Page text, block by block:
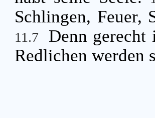
Schlingen, Feuer,
11.7
Denn
Redlichen werden